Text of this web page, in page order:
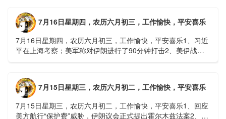
7月16日星期四，农历六月初三，工作愉快，平安喜乐
7月16日星期四，农历六月初三，工作愉快，平安喜乐1、习近
平在上海考察；美军称对伊朗进行了90分钟打击2、美伊战争
7月15日星期三，农历六月初二，工作愉快，平安喜乐
7月15日星期三，农历六月初二，工作愉快，平安喜乐1、回应
美方航行“保护费”威胁，伊朗议会正式提出霍尔木兹法案2、全